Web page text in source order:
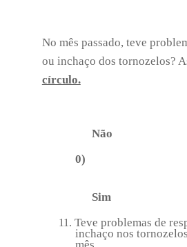
No mês passado, teve
ou inchaço dos tornozelos?
círculo.
Não
0)
Sim
11. Teve problemas de
inchaço nos